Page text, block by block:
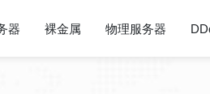
器 裸金属 物理服务器